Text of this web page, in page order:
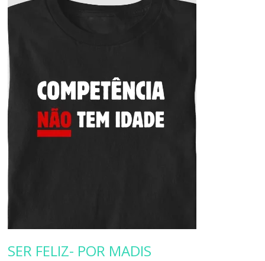
SER FELIZ- POR MADIS